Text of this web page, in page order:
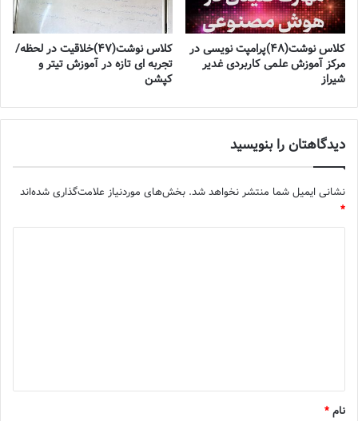
کلاس نوشت(۴۸)پرامپت نویسی در
مرکز آموزش علمی کاربردی غدیر
شیراز
کلاس نوشت(۴۷)خلاقیت در لحظه/
تجربه ای تازه در آموزش تیتر و
کپشن
دیدگاهتان را بنویسید
نشانی ایمیل شما منتشر نخواهد شد. بخش‌های موردنیاز علامت‌گذاری شده‌اند
*
نام*